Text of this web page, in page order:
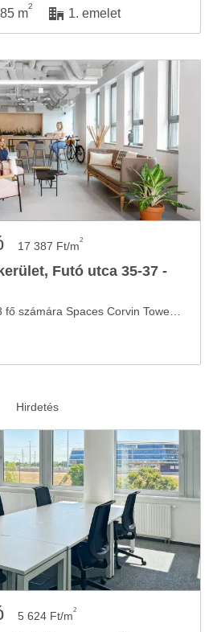
m
2
1. emelet
17 387 Ft/m2
Futó utca 35-37 -
5 624 Ft/m2